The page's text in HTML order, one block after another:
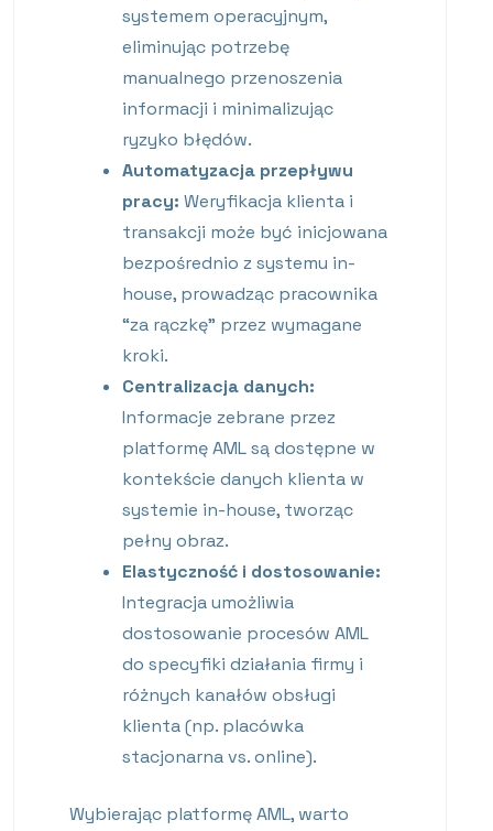
systemem operacyjnym,
eliminując potrzebę
manualnego przenoszenia
informacji i minimalizując
ryzyko błędów.
Automatyzacja przepływu
pracy: Weryfikacja klienta i
transakcji może być inicjowana
bezpośrednio z systemu in-
house, prowadząc pracownika
“za rączkę” przez wymagane
kroki.
Centralizacja danych:
Informacje zebrane przez
platformę AML są dostępne w
kontekście danych klienta w
systemie in-house, tworząc
pełny obraz.
Elastyczność i dostosowanie:
Integracja umożliwia
dostosowanie procesów AML
do specyfiki działania firmy i
różnych kanałów obsługi
klienta (np. placówka
stacjonarna vs. online).
Wybierając platformę AML, warto